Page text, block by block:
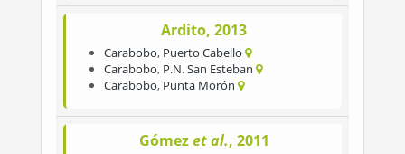
Ardito, 2013
Carabobo, Puerto Cabello
Carabobo, P.N. San Esteban
Carabobo, Punta Morón
Gómezet al., 2011